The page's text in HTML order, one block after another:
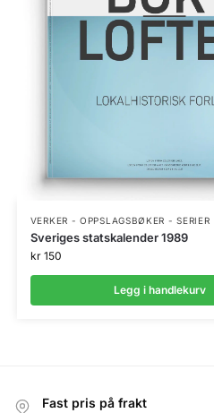
VERKER - OPPSLAGSBØKER - SERIER
Sveriges statskalender 1989
kr150
Legg i handlekurv
Fast pris på frakt